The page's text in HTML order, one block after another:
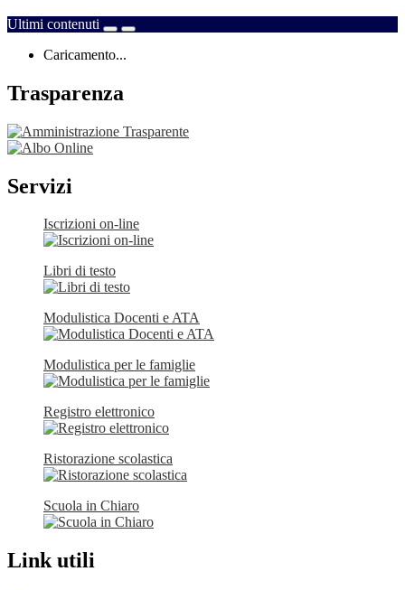
Ultimi contenuti
Caricamento...
Trasparenza
Servizi
Iscrizioni on-line
Libri di testo
Modulistica Docenti e ATA
Modulistica per le famiglie
Registro elettronico
Ristorazione scolastica
Scuola in Chiaro
Link utili